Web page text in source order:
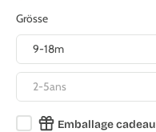
Grösse
9-18m
2-5ans
Emballage cadeau